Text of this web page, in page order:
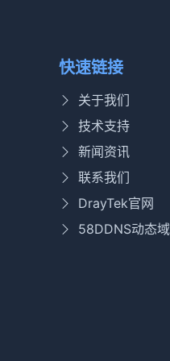
快速链接
关于我们
技术支持
新闻资讯
联系我们
DrayTek官网
58DDNS动态